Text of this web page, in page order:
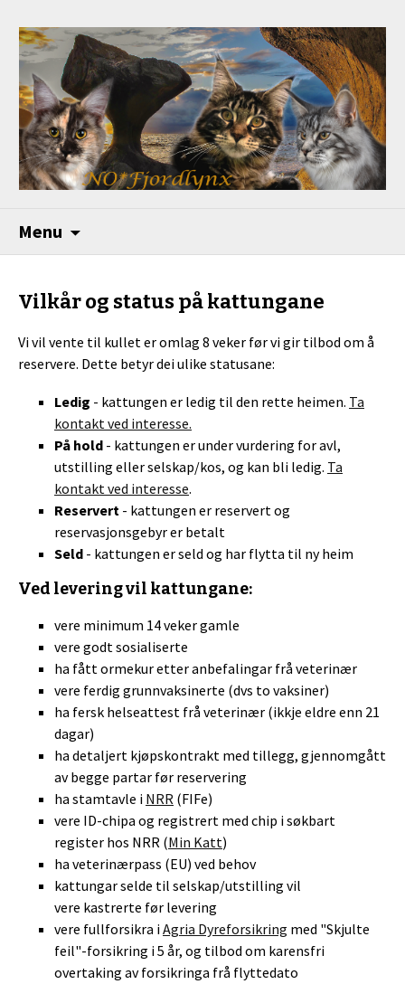
Menu
Vilkår og status på kattungane
Vi vil vente til kullet er omlag 8 veker før vi gir tilbod om å
reservere. Dette betyr dei ulike statusane:
Ledig - kattungen er ledig til den rette heimen. Ta
kontakt ved interesse.
På hold - kattungen er under vurdering for avl,
utstilling eller selskap/kos, og kan bli ledig. Ta
kontakt ved interesse.
Reservert - kattungen er reservert og
reservasjonsgebyr er betalt
Seld - kattungen er seld og har flytta til ny heim
Ved levering vil kattungane:
vere minimum 14 veker gamle
vere godt sosialiserte
ha fått ormekur etter anbefalingar frå veterinær
vere ferdig grunnvaksinerte (dvs to vaksiner)
ha fersk helseattest frå veterinær (ikkje eldre enn 21
dagar)
ha detaljert kjøpskontrakt med tillegg, gjennomgått
av begge partar før reservering
ha stamtavle i NRR (FIFe)
vere ID-chipa og registrert med chip i søkbart
register hos NRR (Min Katt)
ha veterinærpass (EU) ved behov
kattungar selde til selskap/utstilling vil
vere kastrerte før levering
vere fullforsikra iAgria Dyreforsikring med "Skjulte
feil"-forsikring i 5 år, og tilbod om karensfri
overtaking av forsikringa frå flyttedato